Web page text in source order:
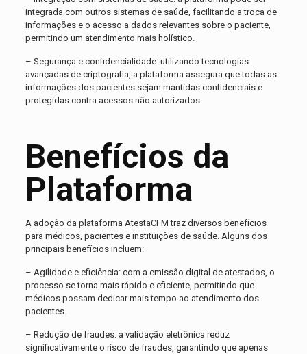
integrada com outros sistemas de saúde, facilitando a troca de
informações e o acesso a dados relevantes sobre o paciente,
permitindo um atendimento mais holístico.
– Segurança e confidencialidade: utilizando tecnologias
avançadas de criptografia, a plataforma assegura que todas as
informações dos pacientes sejam mantidas confidenciais e
protegidas contra acessos não autorizados.
Benefícios da
Plataforma
A adoção da plataforma AtestaCFM traz diversos benefícios
para médicos, pacientes e instituições de saúde. Alguns dos
principais benefícios incluem:
– Agilidade e eficiência: com a emissão digital de atestados, o
processo se torna mais rápido e eficiente, permitindo que
médicos possam dedicar mais tempo ao atendimento dos
pacientes.
– Redução de fraudes: a validação eletrônica reduz
significativamente o risco de fraudes, garantindo que apenas